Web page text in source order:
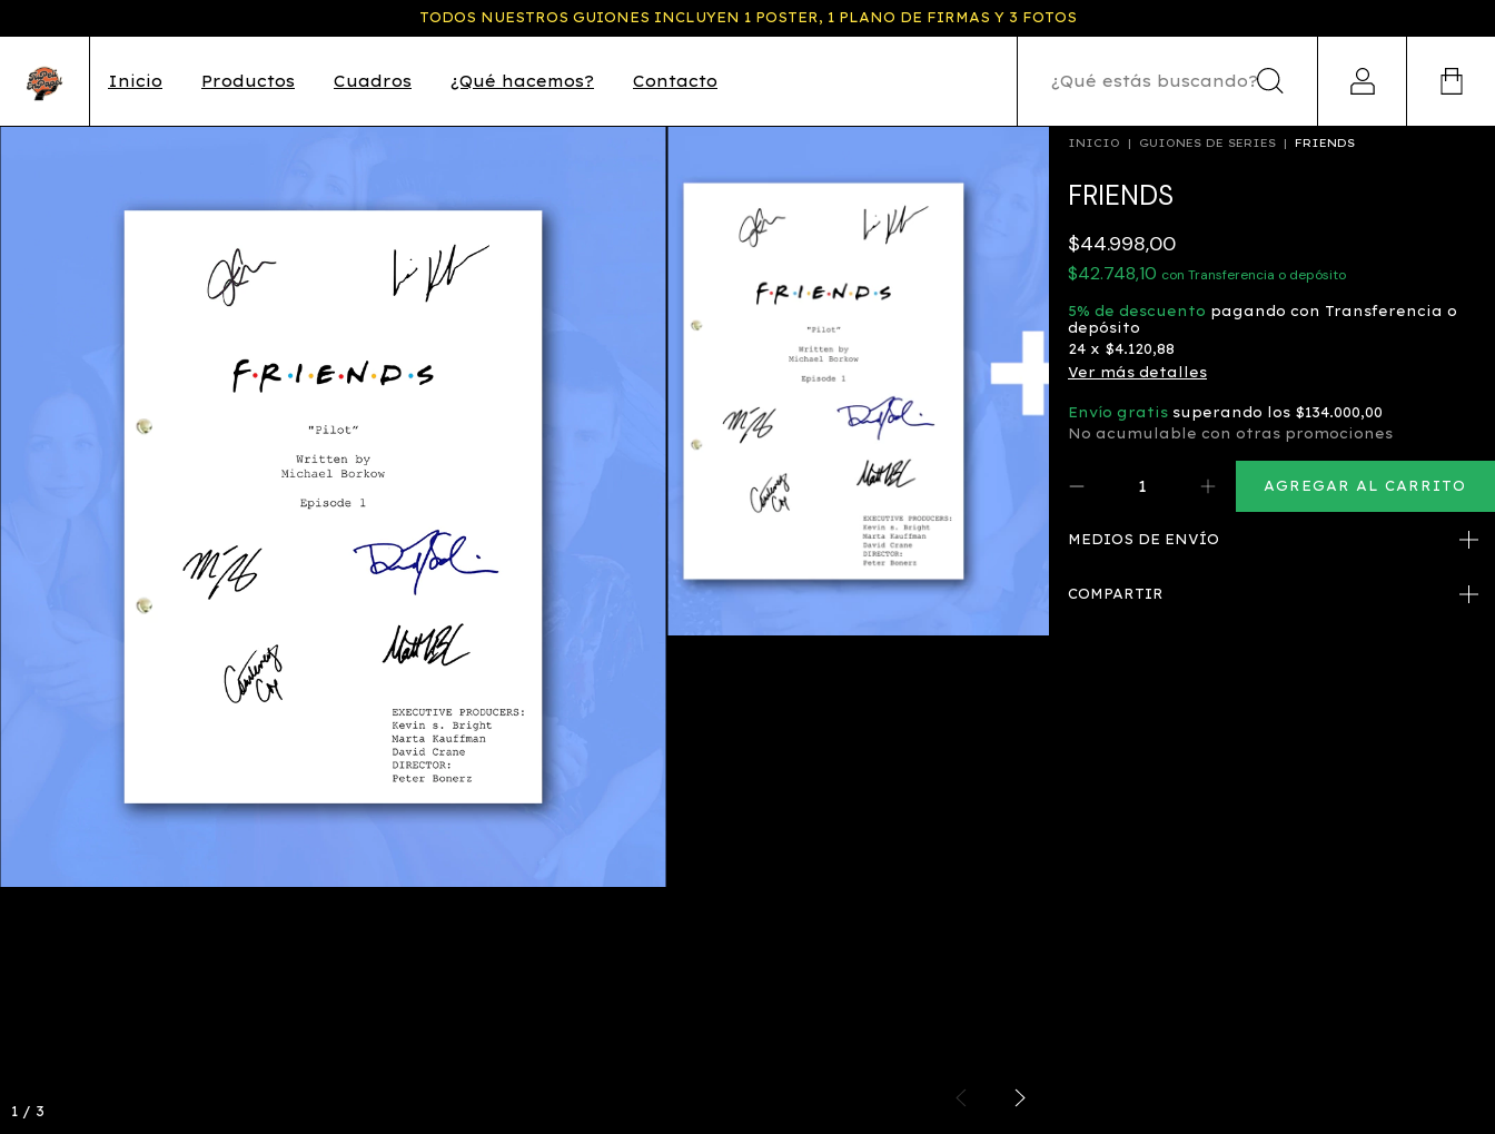
TODOS NUESTROS GUIONES INCLUYEN 1 POSTER, 1 PLANO DE FIRMAS Y 3 FOTOS
Inicio Productos Cuadros ¿Qué hacemos? Contacto
1 / 3
INICIO | GUIONES DE SERIES | FRIENDS
FRIENDS
$44.998,00
$42.748,10 con Transferencia o depósito
5% de descuento pagando con Transferencia o
depósito
24 x $4.120,88
Ver más detalles
Envío gratis superando los $134.000,00
No acumulable con otras promociones
MEDIOS DE ENVÍO
COMPARTIR